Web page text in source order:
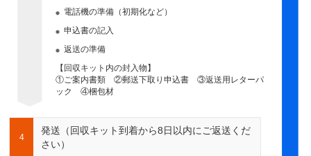
電話機の準備（初期化など）
申込書の記入
返送の準備
【回収キット内の封入物】
①ご案内書類 ②郵送下取り申込書 ③返送用レターパ
ック ④梱包材
4
発送（回収キット到着から8日以内にご返送くだ
さい）